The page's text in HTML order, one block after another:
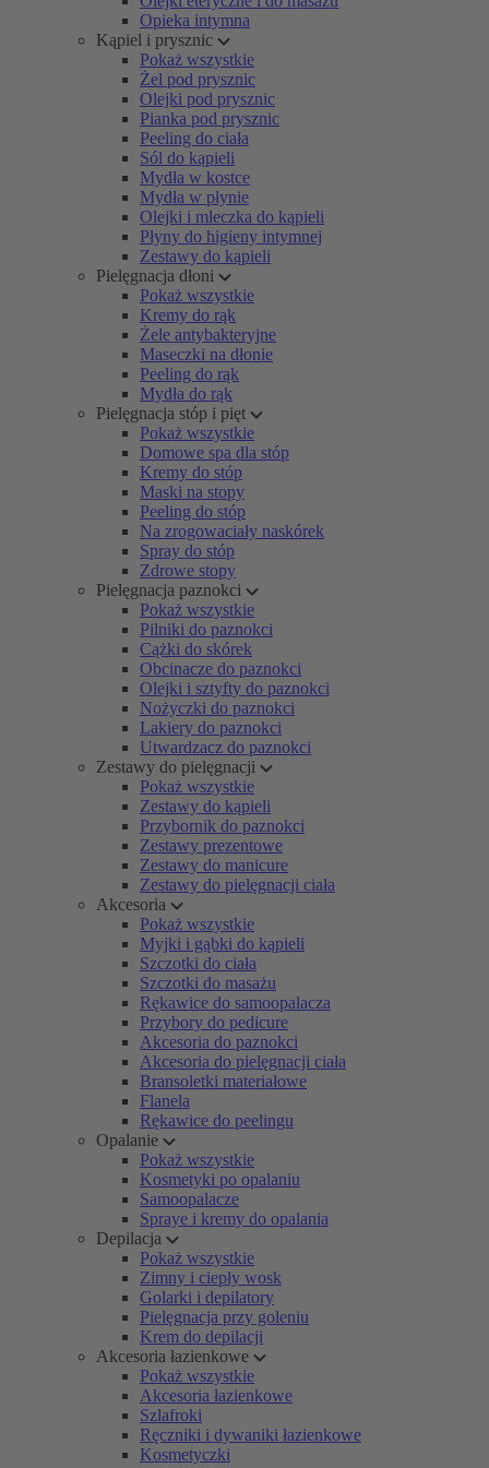
Opieka intymna
Kąpiel i prysznic
Pokaż wszystkie
Żel pod prysznic
Olejki pod prysznic
Pianka pod prysznic
Peeling do ciała
Sól do kąpieli
Mydła w kostce
Mydła w płynie
Olejki i mleczka do kąpieli
Płyny do higieny intymnej
Zestawy do kąpieli
Pielęgnacja dłoni
Pokaż wszystkie
Kremy do rąk
Żele antybakteryjne
Maseczki na dłonie
Peeling do rąk
Mydła do rąk
Pielęgnacja stóp i pięt
Pokaż wszystkie
Domowe spa dla stóp
Kremy do stóp
Maski na stopy
Peeling do stóp
Na zrogowaciały naskórek
Spray do stóp
Zdrowe stopy
Pielęgnacja paznokci
Pokaż wszystkie
Pilniki do paznokci
Cążki do skórek
Obcinacze do paznokci
Olejki i sztyfty do paznokci
Nożyczki do paznokci
Lakiery do paznokci
Utwardzacz do paznokci
Zestawy do pielęgnacji
Pokaż wszystkie
Zestawy do kąpieli
Przybornik do paznokci
Zestawy prezentowe
Zestawy do manicure
Zestawy do pielęgnacji ciała
Akcesoria
Pokaż wszystkie
Myjki i gąbki do kąpieli
Szczotki do ciała
Szczotki do masażu
Rękawice do samoopalacza
Przybory do pedicure
Akcesoria do paznokci
Akcesoria do pielęgnacji ciała
Bransoletki materiałowe
Flanela
Rękawice do peelingu
Opalanie
Pokaż wszystkie
Kosmetyki po opalaniu
Samoopalacze
Spraye i kremy do opalania
Depilacja
Pokaż wszystkie
Zimny i ciepły wosk
Golarki i depilatory
Pielęgnacja przy goleniu
Krem do depilacji
Akcesoria łazienkowe
Pokaż wszystkie
Akcesoria łazienkowe
Szlafroki
Ręczniki i dywaniki łazienkowe
Kosmetyczki